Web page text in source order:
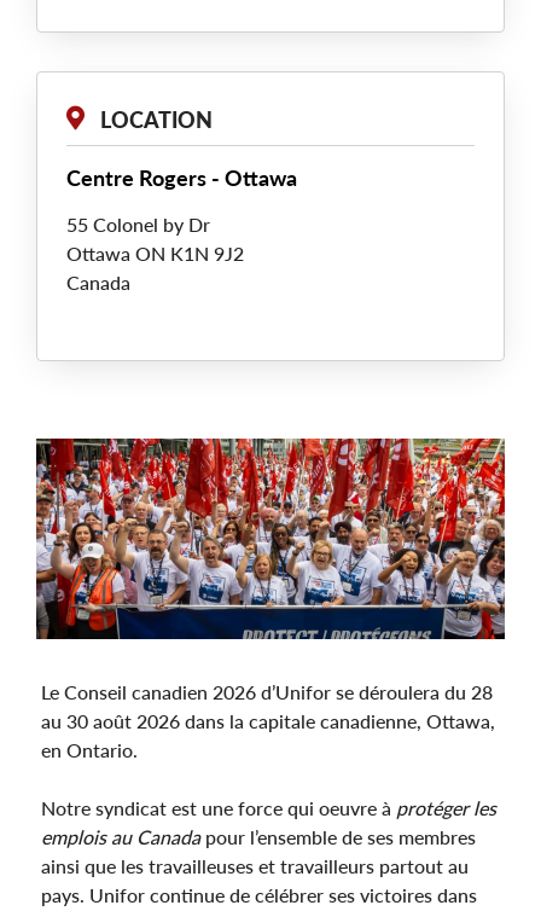
LOCATION
Centre Rogers - Ottawa
55 Colonel by Dr
Ottawa ON K1N 9J2
Canada
Main
Image
Le Conseil canadien 2026 d’Unifor se déroulera du 28
au 30 août 2026 dans la capitale canadienne, Ottawa,
en Ontario.
Notre syndicat est une force qui oeuvre à protéger les
emplois au Canada pour l’ensemble de ses membres
ainsi que les travailleuses et travailleurs partout au
pays. Unifor continue de célébrer ses victoires dans